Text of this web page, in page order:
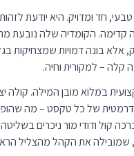
חד ומדויק. היא יודעת
קדימה. הקומדיה שלה נובעת
אלא בונה דמויות שמצחיקות
קלה – למקורית וחיה.
במלוא מובן המילה.
של כל טקסט – מה
קול ודודי מור ניכרים
את הקהל מהצליל